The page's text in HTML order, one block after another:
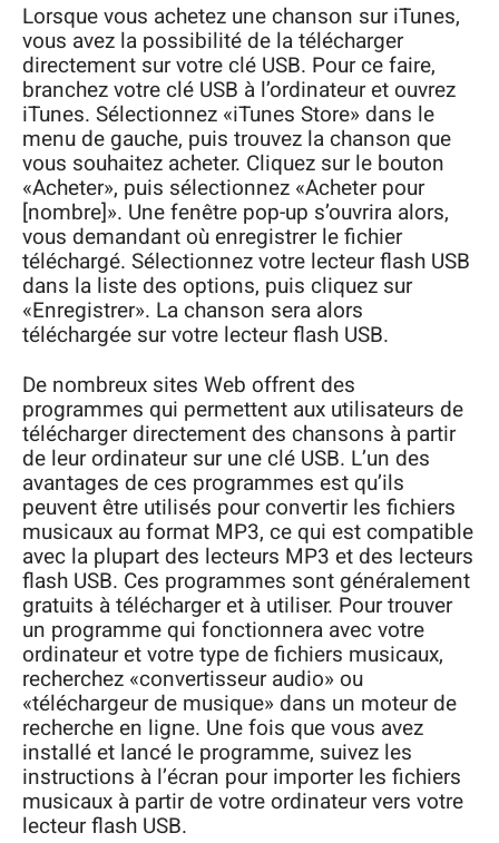
Lorsque vous achetez une chanson sur iTunes,
vous avez la possibilité de la télécharger
directement sur votre clé USB. Pour ce faire,
branchez votre clé USB à l’ordinateur et ouvrez
iTunes. Sélectionnez «iTunes Store» dans le
menu de gauche, puis trouvez la chanson que
vous souhaitez acheter. Cliquez sur le bouton
«Acheter», puis sélectionnez «Acheter pour
[nombre]». Une fenêtre pop-up s’ouvrira alors,
vous demandant où enregistrer le fichier
téléchargé. Sélectionnez votre lecteur flash USB
dans la liste des options, puis cliquez sur
«Enregistrer». La chanson sera alors
téléchargée sur votre lecteur flash USB.
De nombreux sites Web offrent des
programmes qui permettent aux utilisateurs de
télécharger directement des chansons à partir
de leur ordinateur sur une clé USB. L’un des
avantages de ces programmes est qu’ils
peuvent être utilisés pour convertir les fichiers
musicaux au format MP3, ce qui est compatible
avec la plupart des lecteurs MP3 et des lecteurs
flash USB. Ces programmes sont généralement
gratuits à télécharger et à utiliser. Pour trouver
un programme qui fonctionnera avec votre
ordinateur et votre type de fichiers musicaux,
recherchez «convertisseur audio» ou
«téléchargeur de musique» dans un moteur de
recherche en ligne. Une fois que vous avez
installé et lancé le programme, suivez les
instructions à l’écran pour importer les fichiers
musicaux à partir de votre ordinateur vers votre
lecteur flash USB.